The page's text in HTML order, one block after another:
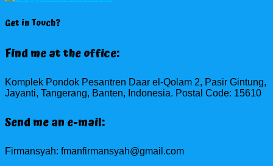
Get in Touch?
Find me at the office:
Komplek Pondok Pesantren Daar el-Qolam 2, Pasir Gintung,
Jayanti, Tangerang, Banten, Indonesia. Postal Code: 15610
Send me an e-mail:
Firmansyah: fmanfirmansyah@gmail.com